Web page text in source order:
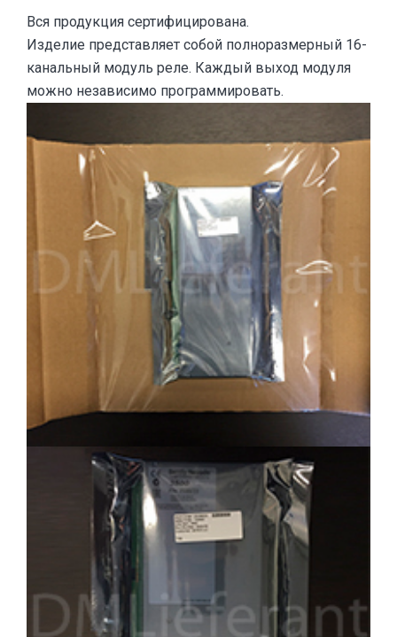
Вся продукция сертифицирована.
Изделие представляет собой полноразмерный 16-
канальный модуль реле. Каждый выход модуля
можно независимо программировать.